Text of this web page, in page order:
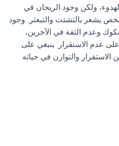
ولكن وجود الريحان في
يشعر بالتشتت والتبعثر. وجود
وعدم الثقة في الآخرين،
عدم الاستقرار. ينبغي على
والتوازن في حياته